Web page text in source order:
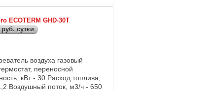
ECOTERM GHD-30T
сутки
воздуха газовый
переносной
кВт - 30 Расход топлива,
Воздушный поток, м3/ч - 650